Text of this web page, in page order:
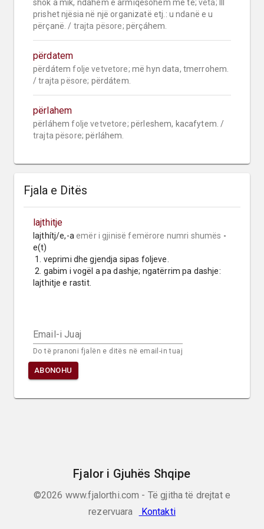
shok a mik, ndahem e armiqësohem me të; veta;
prishet njësia në një organizatë etj.: u ndanë e u
përçanë. / trajta pësore; përçáhem.
përdatem
përdátem folje vetvetore; më hyn data, tmerrohem.
/ trajta pësore; përdátem.
përlahem
përláhem folje vetvetore;
trajta pësore; përláhem.
Fjala e Ditës
lajthitje
lajthítj/e,-a emër i gjinisë femërore numri shumës -
e(t)
2. gabim i vogël a pa dashje; ngatërrim pa dashje:
lajthitje e rastit.
Email-i Juaj
Do të pranoni fjalën e ditës në email-in tuaj
ABONOHU
Fjalor i Gjuhës Shqipe
©2026 www.fjalorthi.com - Të gjitha të drejtat e
rezervuara
Kontakti